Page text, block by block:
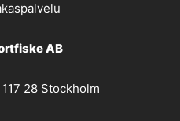
AB
28 Stockholm